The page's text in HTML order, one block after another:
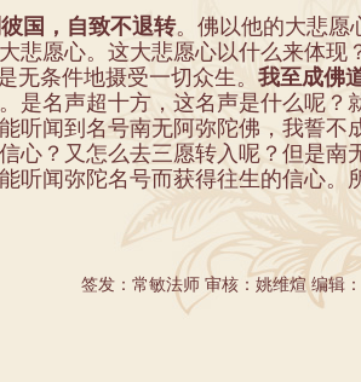
国，自致不退转。佛以他的大悲愿
悲愿心。这大悲愿心以什么来体现
无条件地摄受一切众生。 我至成佛
。是名声超十方，这名声是什么呢？
听闻到名号南无阿弥陀佛，我誓不
心？又怎么去三愿转入呢？但是南
听闻弥陀名号而获得往生的信心。
签发：常敏法师 审核：姚维煊 编辑